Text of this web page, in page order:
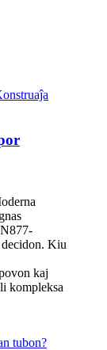
decidon. Kiu
kaj
kompleksa